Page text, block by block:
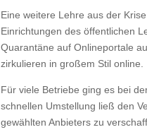
Eine weitere Lehre aus der
Einrichtungen des öffentlichen
Quarantäne auf Onlineportale
zirkulieren in großem Stil online.
Für viele Betriebe ging es bei
schnellen Umstellung ließ den
gewählten Anbieters zu